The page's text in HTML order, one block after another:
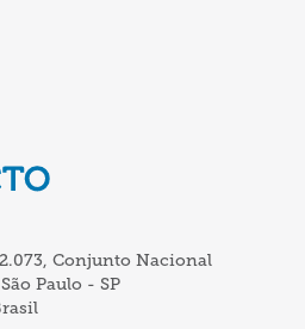
Conjunto Nacional
Paulo - SP